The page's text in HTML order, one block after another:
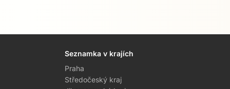
Seznamka v krajích
Praha
Středočeský kraj